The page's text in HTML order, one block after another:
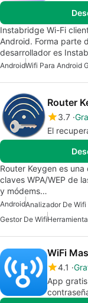
Instabridge Wi-Fi
Android. Forma parte
desarrollador es
AndroidWifi Para Android
Router
3.7
El
Router Keygen es
claves WPA/WEP de
y módems…
AndroidAnalizador De Wifi
Gestor De Wifi
WiFi
4.1
App